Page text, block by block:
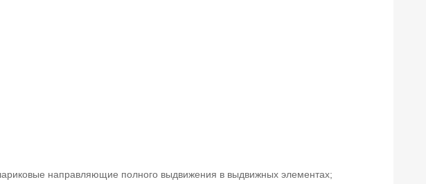
направляющие полного выдвижения в выдвижных элементах;